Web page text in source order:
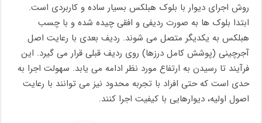
روش اجرای دیوار با بلوک هبلکس بسیار ساده و کاربردی است.
ابتدا بلوک ها به صورت ردیفی و افقی چیده شده و با چسب
هبلکس به یکدیگر متصل می شوند. ردیف بعدی با رعایت اصل
آجرچینی (پوشش کامل درزها) روی ردیف قبلی قرار می گیرد. این
فرآیند تا رسیدن به ارتفاع مورد نظر ادامه می یابد. سهولت اجرا به
حدی است که حتی افراد با تجربه محدود نیز می توانند با رعایت
اصول اولیه، دیوارهایی با کیفیت اجرا کنند.